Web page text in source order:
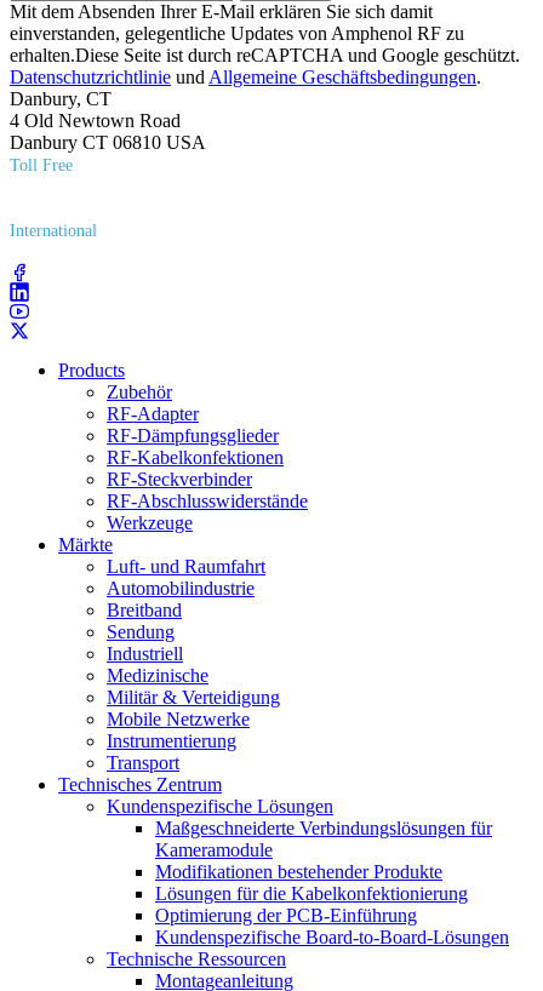
Mit dem Absenden Ihrer E-Mail erklären Sie sich damit
einverstanden, gelegentliche Updates von Amphenol RF zu
erhalten.Diese Seite ist durch reCAPTCHA und Google geschützt.
Datenschutzrichtlinie und Allgemeine Geschäftsbedingungen.
Danbury, CT
4 Old Newtown Road
Danbury CT 06810 USA
Toll Free
International
Products
Zubehör
RF-Adapter
RF-Dämpfungsglieder
RF-Kabelkonfektionen
RF-Steckverbinder
RF-Abschlusswiderstände
Werkzeuge
Märkte
Luft- und Raumfahrt
Automobilindustrie
Breitband
Sendung
Industriell
Medizinische
Militär & Verteidigung
Mobile Netzwerke
Instrumentierung
Transport
Technisches Zentrum
Kundenspezifische Lösungen
Maßgeschneiderte Verbindungslösungen für
Kameramodule
Modifikationen bestehender Produkte
Lösungen für die Kabelkonfektionierung
Optimierung der PCB-Einführung
Kundenspezifische Board-to-Board-Lösungen
Technische Ressourcen
Montageanleitung